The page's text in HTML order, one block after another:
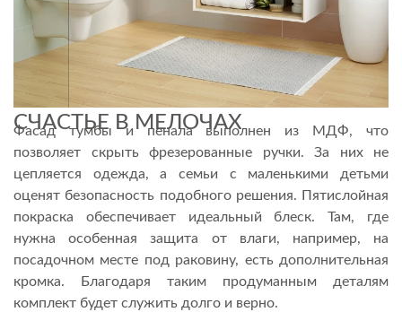
СЧАСТЬЕ В МЕЛОЧАХ
Фасад тумбы и пенала выполнен из МДФ, что
позволяет скрыть фрезерованные ручки. За них не
цепляется одежда, а семьи с маленькими детьми
оценят безопасность подобного решения. Пятислойная
покраска обеспечивает идеальный блеск. Там, где
нужна особенная защита от влаги, например, на
посадочном месте под раковину, есть дополнительная
кромка. Благодаря таким продуманным деталям
комплект будет служить долго и верно.